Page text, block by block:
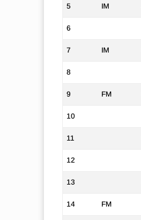
5 IM
6
7 IM
8
9 FM
10
11
12
13
14 FM